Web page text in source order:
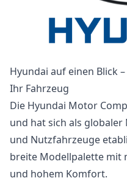
Hyundai auf einen Blick
Ihr Fahrzeug
Die Hyundai Motor
und hat sich als
und Nutzfahrzeuge
breite Modellpalette mit
und hohem Komfort.